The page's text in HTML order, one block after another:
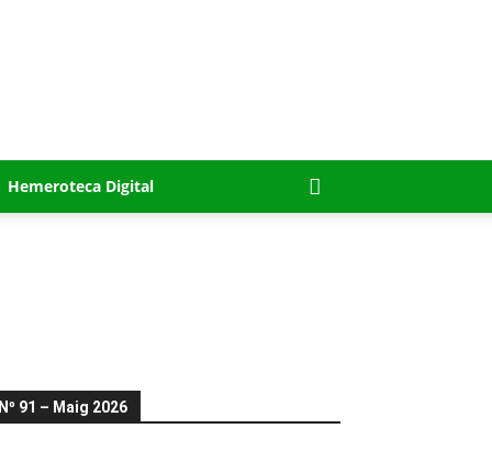
Hemeroteca Digital
Nº 91 – Maig 2026